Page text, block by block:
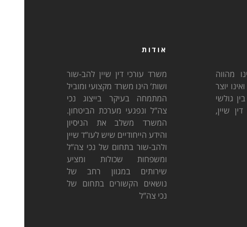
מהווה
יוצר
גולשי
שיין,
אודות
משרד עורכי דין שיין להב-שור
ושות’ הינו משרד מקצועי ומוביל
המתמחה בעיקר בייצוג נכי
צה”ל ונפגעי מערכת הביטחון.
המשרד משלב את הניסיון
והידע הייחודיים שיש לעו”ד שיין
ולהב-שור בתחום של נכי צה”ל
ומשפחות שכולות ומציע
שירותים במגוון רחב של
נושאים הקשורים בתחום של
נכי צה”ל